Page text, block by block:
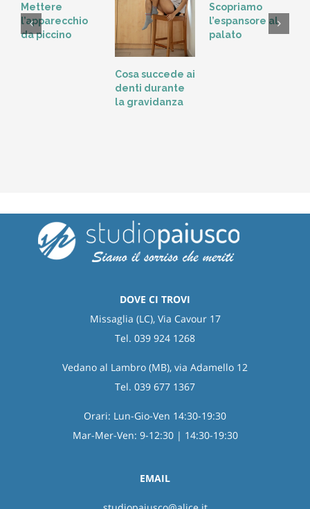
Mettere
l’apparecchio
da piccino
Cosa succede ai
denti durante
la gravidanza
Scopriamo
l’espansore al
palato
DOVE CI TROVI
Missaglia (LC), Via Cavour 17
Tel. 039 924 1268
Vedano al Lambro (MB), via Adamello 12
Tel. 039 677 1367
Orari: Lun-Gio-Ven 14:30-19:30
Mar-Mer-Ven: 9-12:30 | 14:30-19:30
EMAIL